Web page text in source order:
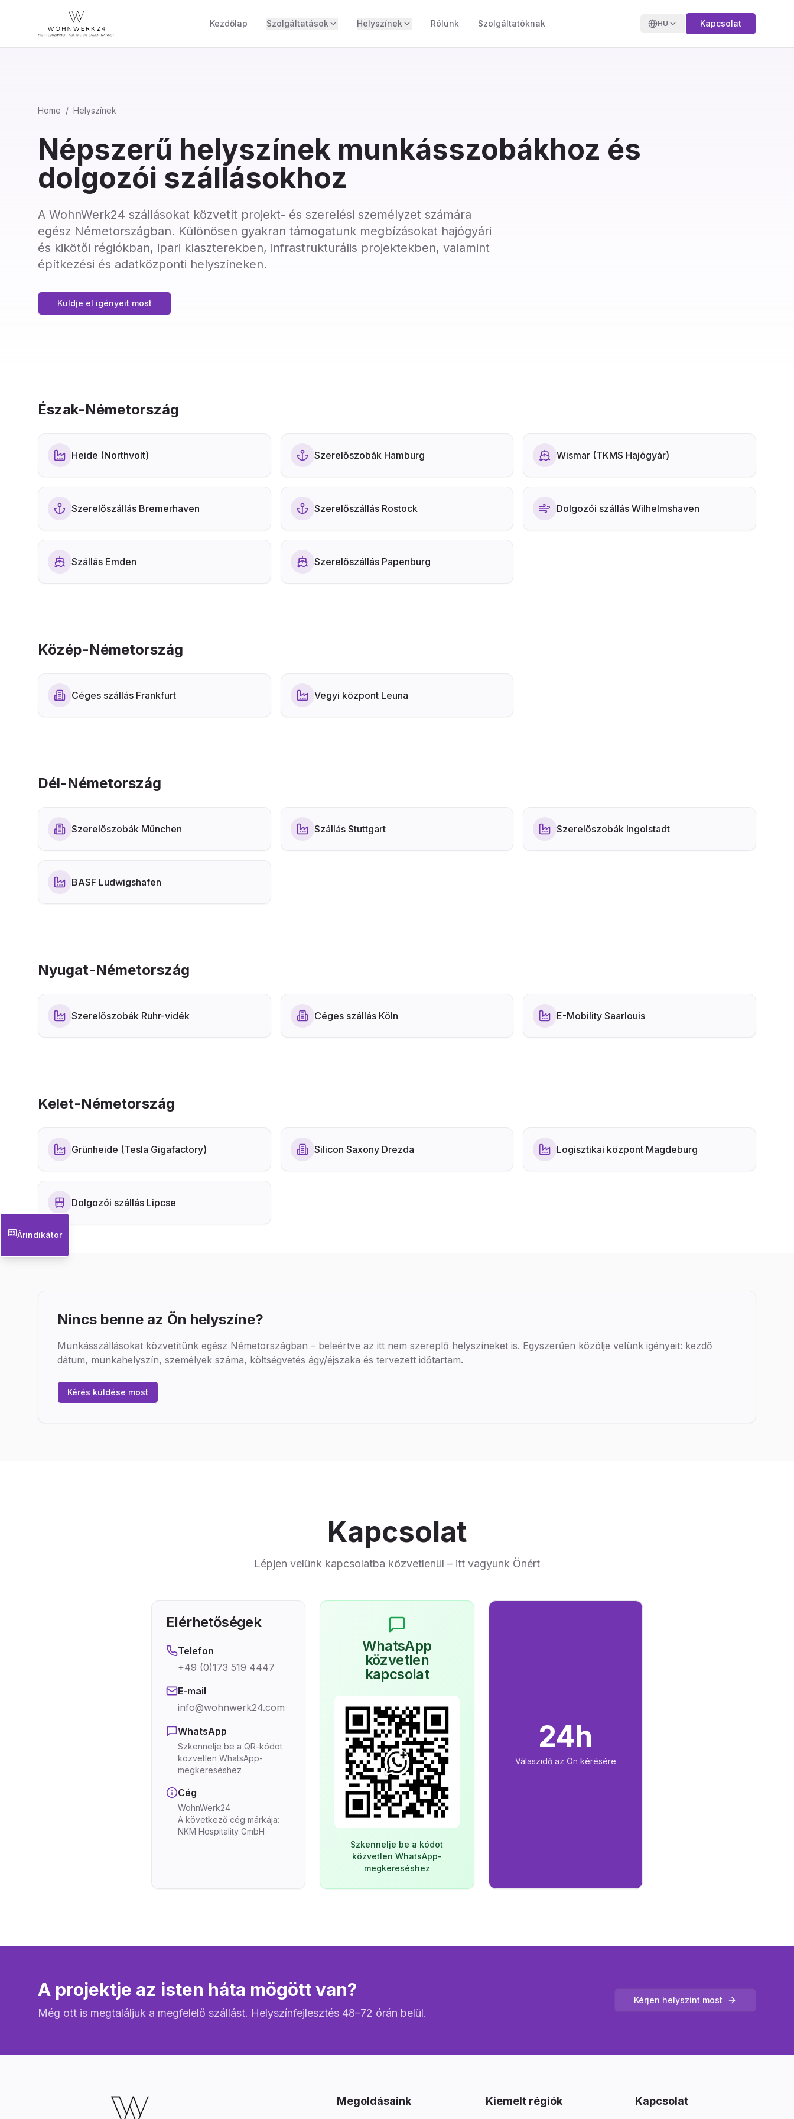
Kezdőlap Szolgáltatások Helyszínek Rólunk Szolgáltatóknak HU Kapcsolat
Home / Helyszínek
Népszerű helyszínek munkásszobákhoz és
dolgozói szállásokhoz
A WohnWerk24 szállásokat közvetít projekt- és szerelési személyzet számára
egész Németországban. Különösen gyakran támogatunk megbízásokat hajógyári
és kikötői régiókban, ipari klaszterekben, infrastrukturális projektekben, valamint
építkezési és adatközponti helyszíneken.
Küldje el igényeit most
Észak-Németország
Heide (Northvolt) Szerelőszobák Hamburg Wismar (TKMS Hajógyár)
Szerelőszállás Bremerhaven Szerelőszállás Rostock Dolgozói szállás Wilhelmshaven
Szállás Emden Szerelőszállás Papenburg
Közép-Németország
Céges szállás Frankfurt Vegyi központ Leuna
Dél-Németország
Szerelőszobák München Szállás Stuttgart Szerelőszobák Ingolstadt
BASF Ludwigshafen
Nyugat-Németország
Szerelőszobák Ruhr-vidék Céges szállás Köln E-Mobility Saarlouis
Kelet-Németország
Grünheide (Tesla Gigafactory) Silicon Saxony Drezda Logisztikai központ Magdeburg
Dolgozói szállás Lipcse
Nincs benne az Ön helyszíne?
Munkásszállásokat közvetítünk egész Németországban – beleértve az itt nem szereplő helyszíneket is. Egyszerűen közölje velünk igényeit: kezdő
dátum, munkahelyszín, személyek száma, költségvetés ágy/éjszaka és tervezett időtartam.
Kérés küldése most
Kapcsolat
Lépjen velünk kapcsolatba közvetlenül – itt vagyunk Önért
Elérhetőségek
Telefon
+49 (0)173 519 4447
E-mail
info@wohnwerk24.com
WhatsApp
Szkennelje be a QR-kódot
közvetlen WhatsApp-
megkereséshez
Cég
WohnWerk24
A következő cég márkája:
NKM Hospitality GmbH
WhatsApp
közvetlen
kapcsolat
Szkennelje be a kódot
közvetlen WhatsApp-
megkereséshez
24h
Válaszidő az Ön kérésére
A projektje az isten háta mögött van?
Még ott is megtaláljuk a megfelelő szállást. Helyszínfejlesztés 48–72 órán belül.
Kérjen helyszínt most
Megoldásaink Kiemelt régiók Kapcsolat
Árindikátor